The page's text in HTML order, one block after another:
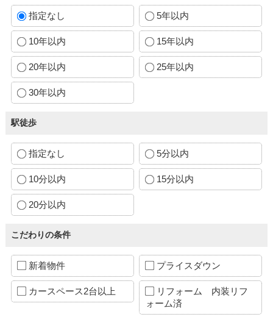
指定なし 5年以内
10年以内 15年以内
20年以内 25年以内
30年以内
駅徒歩
指定なし 5分以内
10分以内 15分以内
20分以内
こだわりの条件
新着物件 プライスダウン
カースペース2台以上
リフォーム 内装リフ
ォーム済